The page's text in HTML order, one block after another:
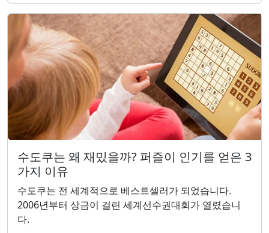
수도쿠는 왜 재밌을까? 퍼즐이 인기를 얻은 3
가지 이유
수도쿠는 전 세계적으로 베스트셀러가 되었습니다.
2006년부터 상금이 걸린 세계선수권대회가 열렸습니
다.